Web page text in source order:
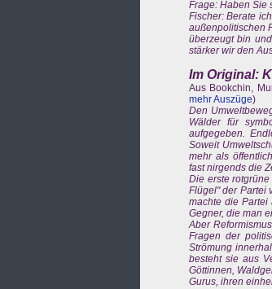
Frage: Haben Sie
Fischer: Berate
außenpolitischen
überzeugt bin
stärker wir den
Im Original:
Aus Bookchin,
mehr Auszüge)
Den
Wälder für
aufgegeben.
Soweit
mehr als
fast nirgends die
Die erste
Flügel" der Partei
machte die Partei
Gegner, die man
Aber
Fragen der
Strömung
besteht sie aus
Göttinnen,
Gurus, ihren